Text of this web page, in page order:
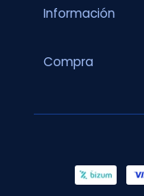
Información
Compra